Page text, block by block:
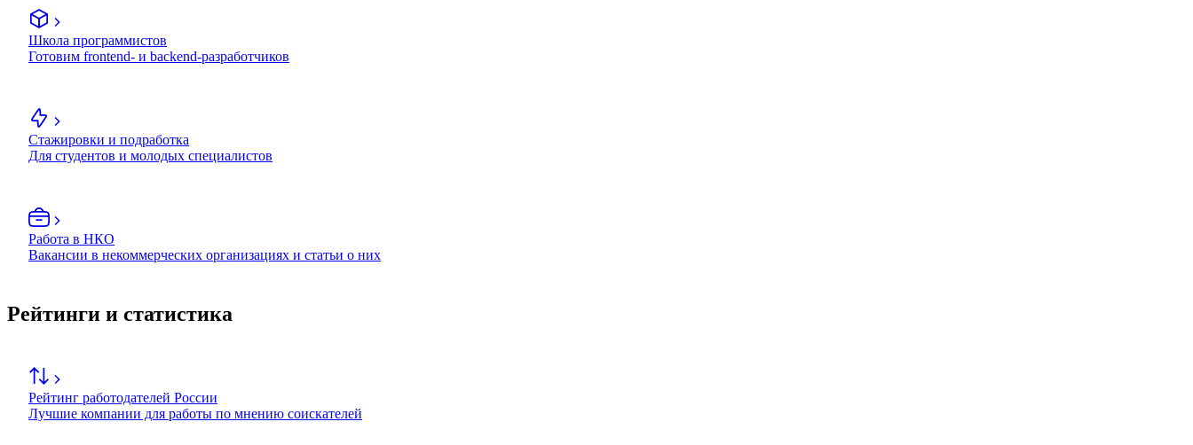
Школа программистов
Готовим frontend- и backend-разработчиков
Стажировки и подработка
Для студентов и молодых специалистов
Работа в НКО
Вакансии в некоммерческих организациях и статьи о них
Рейтинги и статистика
Рейтинг работодателей России
Лучшие компании для работы по мнению соискателей